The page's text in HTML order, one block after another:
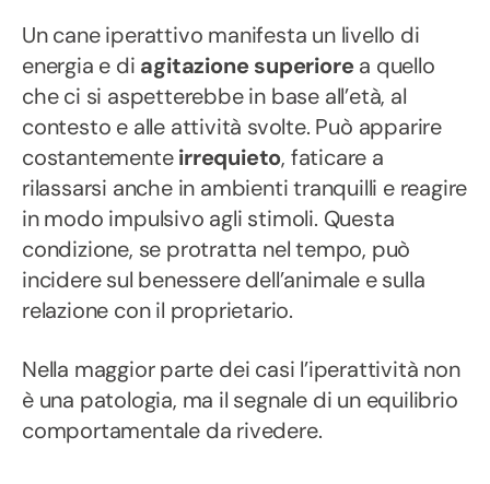
Un cane iperattivo manifesta un livello di
energia e di agitazione superiore a quello
che ci si aspetterebbe in base all’età, al
contesto e alle attività svolte. Può apparire
costantementeirrequieto, faticare a
rilassarsi anche in ambienti tranquilli e reagire
in modo impulsivo agli stimoli. Questa
condizione, se protratta nel tempo, può
incidere sul benessere dell’animale e sulla
relazione con il proprietario.
Nella maggior parte dei casi l’iperattività non
è una patologia, ma il segnale di un equilibrio
comportamentale da rivedere.